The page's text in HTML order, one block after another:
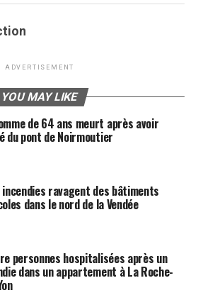
ADVERTISEMENT
YOU MAY LIKE
de 64 ans meurt après avoir
du pont de Noirmoutier
incendies ravagent des bâtiments
dans le nord de la Vendée
personnes hospitalisées après un
dans un appartement à La Roche-